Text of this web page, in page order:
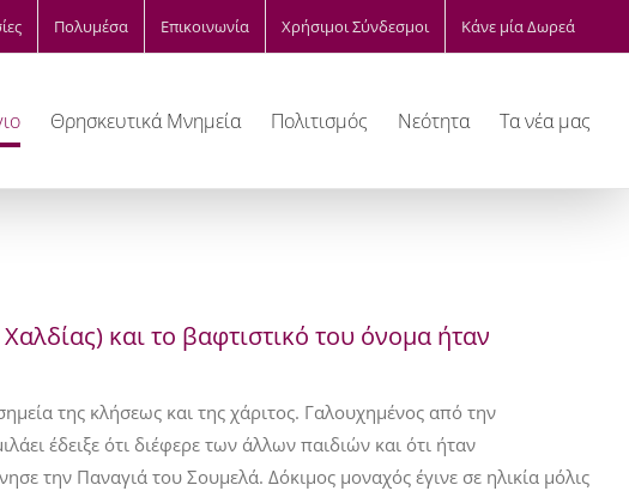
Πολυμέσα Επικοινωνία Χρήσιμοι Σύνδεσμοι Κάνε μία Δωρεά
Θρησκευτικά Μνημεία Πολιτισμός Νεότητα Τα νέα μας
και το βαφτιστικό του όνομα ήταν
της κλήσεως και της χάριτος. Γαλουχημένος από την
έδειξε ότι διέφερε των άλλων παιδιών και ότι ήταν
την Παναγιά του Σουμελά. Δόκιμος μοναχός έγινε σε ηλικία μόλις